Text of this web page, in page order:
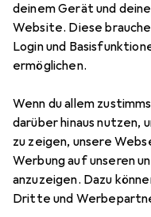
deinem Gerät und
Website. Diese
Login und
ermöglichen.
Wenn du allem
darüber hinaus nutzen,
zu zeigen, unsere
Werbung auf unseren
anzuzeigen. Dazu
Dritte und
FestoNC T-slot
Wire 7.5m
Preis in EUR inkl. MwSt.
EUR
88,43
Bewertungen